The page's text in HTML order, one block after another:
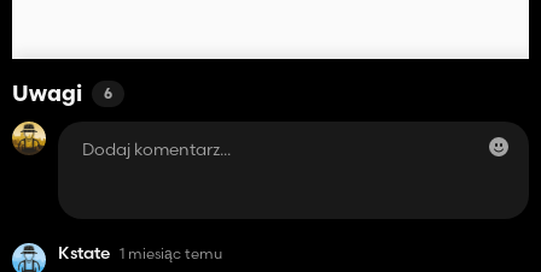
Uwagi 6
Kstate 1 miesiąc temu